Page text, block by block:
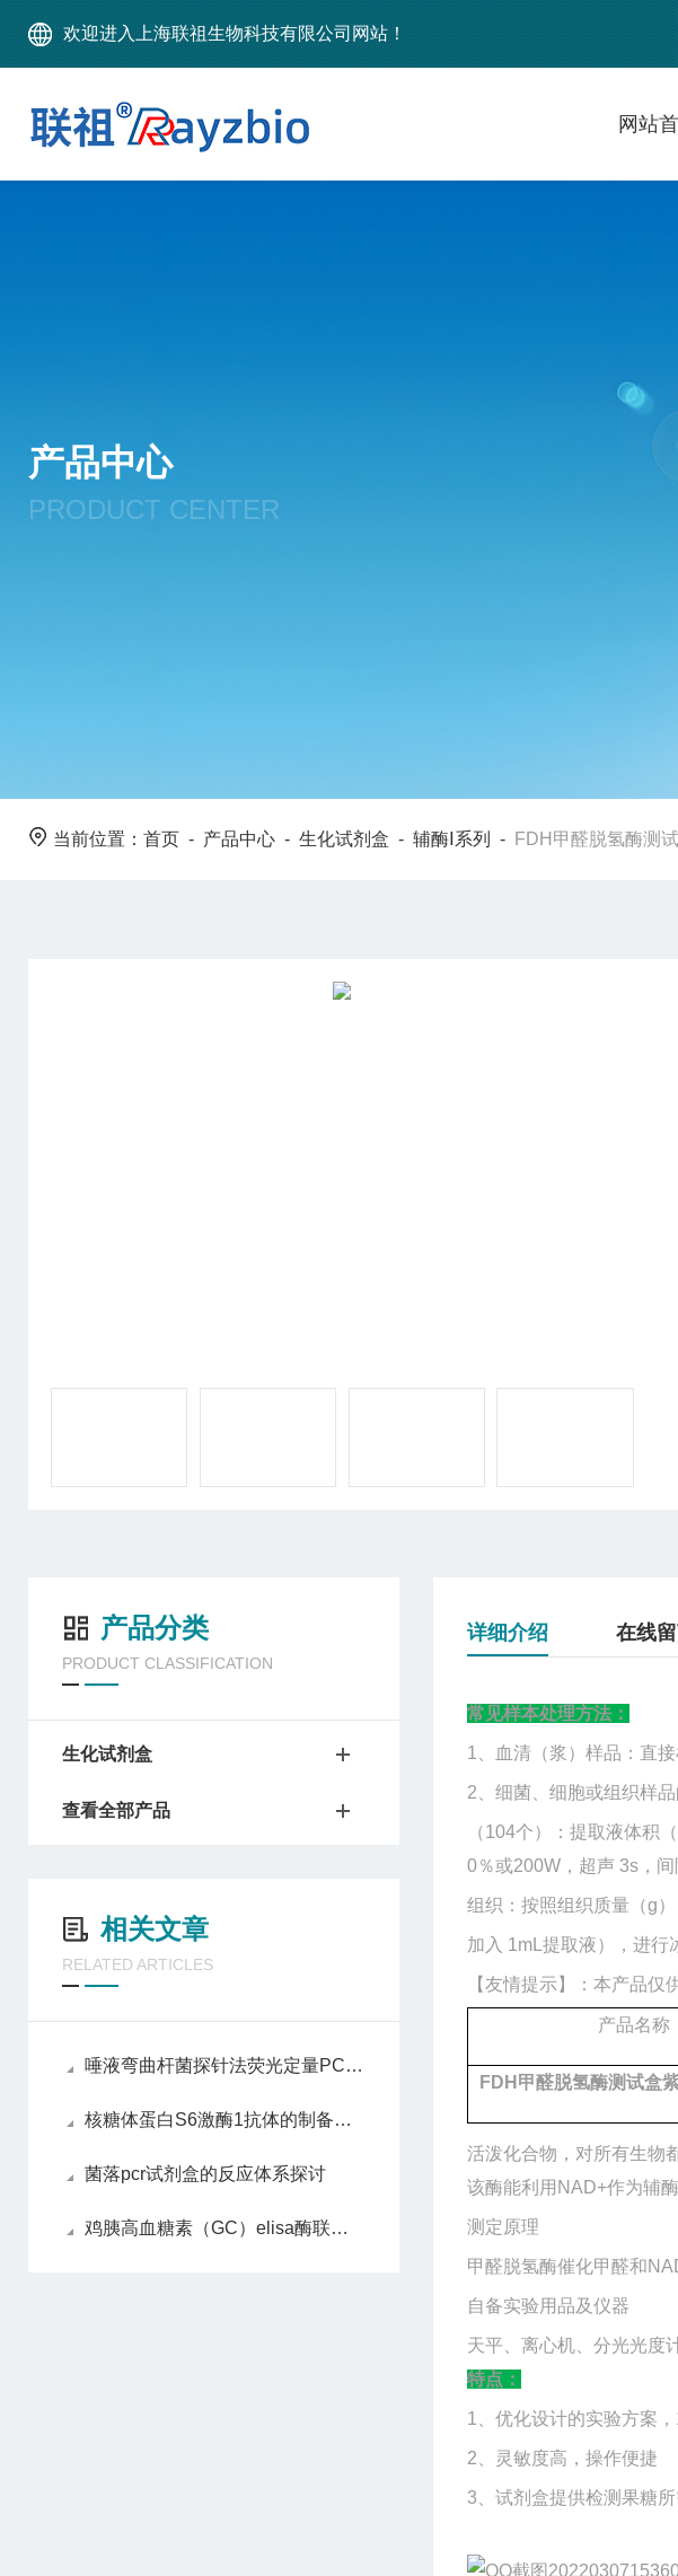
欢迎进入上海联祖生物科技有限公司网站！
网站
产品中心
PRODUCT CENTER
当前位置： 首页 - 产品中心 - 生化试剂盒 - 辅酶Ⅰ系列 - FDH甲醛脱氢酶测
产品分类
PRODUCT CLASSIFICATION
生化试剂盒
查看全部产品
相关文章
RELATED ARTICLES
唾液弯曲杆菌探针法荧光定量PCR试剂盒​检测方法
核糖体蛋白S6激酶1抗体的制备过程
菌落pcr试剂盒的反应体系探讨
鸡胰高血糖素（GC）elisa酶联免疫试剂盒样本处理及要求
详细介绍 在线
常见样本处理方法：
1、血清（浆）样品：直接
2、细菌、细胞或组织样
（104个）：提取液体积
0％或200W，超声 3s，
组织：按照组织质量（g
加入 1mL提取液），进行
【友情提示】：本产品
产品名称
FDH甲醛脱氢酶测试盒
活泼化合物，对所有生物
该酶能利用NAD+作为辅
测定原理
甲醛脱氢酶催化甲醛和
自备实验用品及仪器
天平、离心机、分光光度
特点：
1、优化设计的实验方案
2、灵敏度高，操作便捷
3、试剂盒提供检测果糖